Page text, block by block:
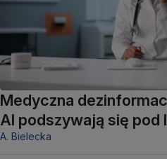
Medyczna
AI podszywają się pod
A. Bielecka